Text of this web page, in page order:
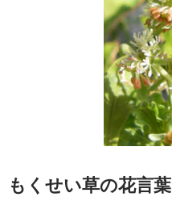
もくせい草の花言葉